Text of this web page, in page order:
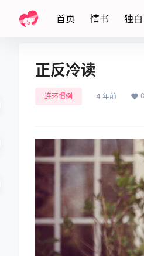
首页 情书 独白
正反冷读
连环惯例 4 年前 0